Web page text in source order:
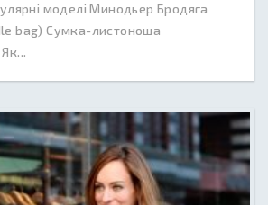
моделі Минодьер Бродяга
bag) Сумка-листоноша